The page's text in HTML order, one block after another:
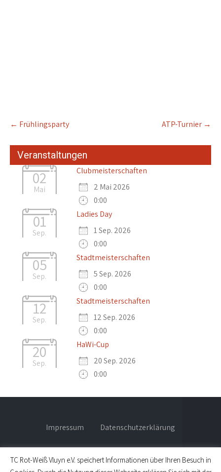
Post
navigation
← Frühlingsparty ATP-Turnier →
Veranstaltungen
02
Mai
Clubmeisterschaften
2 Mai 2026
0:00
01
Sep.
Ladies Day
1 Sep. 2026
0:00
05
Sep.
Stadtmeisterschaften
5 Sep. 2026
0:00
12
Sep.
Stadtmeisterschaften
12 Sep. 2026
0:00
20
Sep.
HaWi-Cup
20 Sep. 2026
0:00
Impressum Datenschutzerklärung
TC Rot-Weiß Vluyn e.V. speichert Informationen über Ihren Besuch in